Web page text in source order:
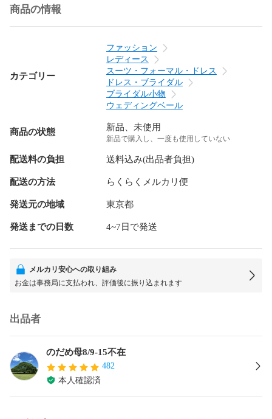
商品の情報
カテゴリー
ファッション
レディース
スーツ・フォーマル・ドレス
ドレス・ブライダル
ブライダル小物
ウェディングベール
商品の状態 新品、未使用
新品で購入し、一度も使用していない
配送料の負担 送料込み(出品者負担)
配送の方法 らくらくメルカリ便
発送元の地域 東京都
発送までの日数 4~7日で発送
メルカリ安心への取り組み
お金は事務局に支払われ、評価後に振り込まれます
出品者
のだめ母8/9-15不在
482
本人確認済